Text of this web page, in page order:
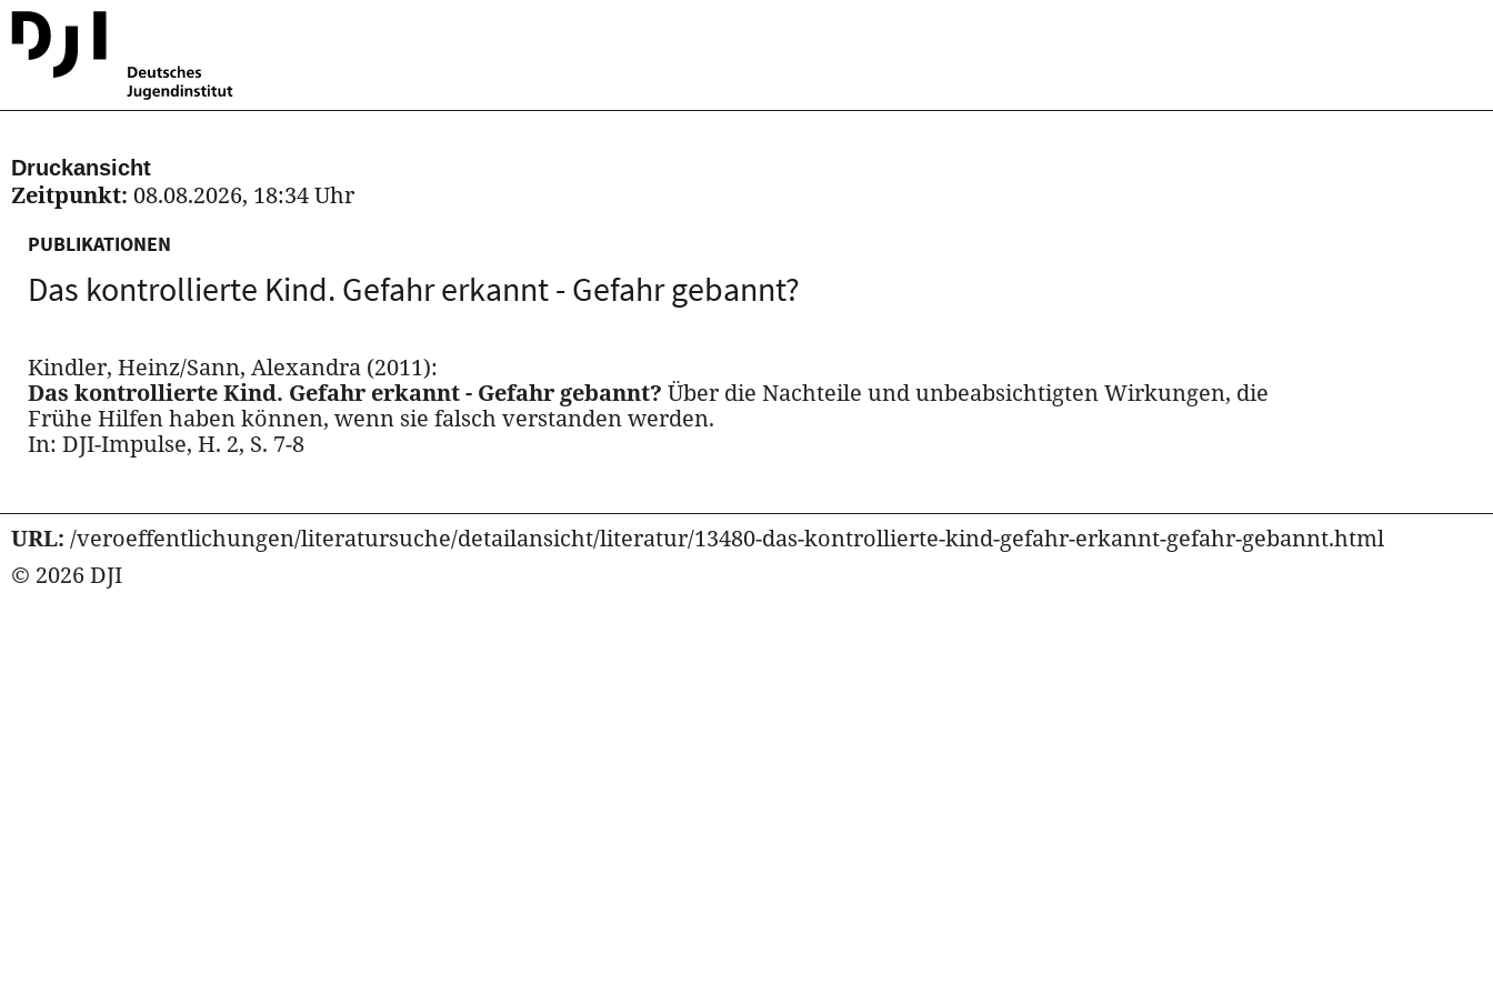
Druckansicht
Zeitpunkt: 08.08.2026, 18:34 Uhr
PUBLIKATIONEN
Das kontrollierte Kind. Gefahr erkannt - Gefahr gebannt?
Kindler, Heinz/Sann, Alexandra (2011):
Das kontrollierte Kind. Gefahr erkannt - Gefahr gebannt? Über die Nachteile und unbeabsichtigten Wirkungen, die
Frühe Hilfen haben können, wenn sie falsch verstanden werden.
In: DJI-Impulse, H. 2, S. 7-8
URL: /veroeffentlichungen/literatursuche/detailansicht/literatur/13480-das-kontrollierte-kind-gefahr-erkannt-gefahr-gebannt.html
© 2026 DJI